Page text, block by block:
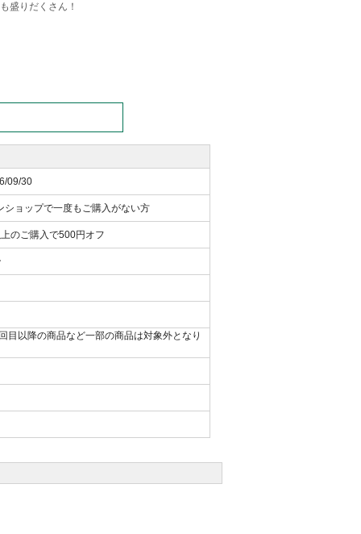
盛りだくさん！
09/30
ショップで一度もご購入がない方
のご購入で500円オフ
目以降の商品など一部の商品は対象外となり